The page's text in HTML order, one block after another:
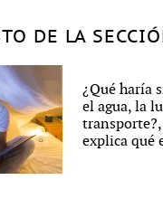
DE LA
¿Qué haría
el agua, la
explica qué